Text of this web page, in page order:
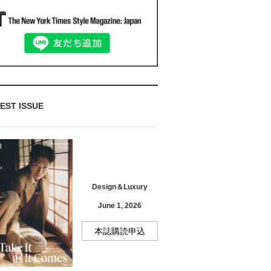
ISSUE
Design＆Luxury
June 1, 2026
本誌購読申込